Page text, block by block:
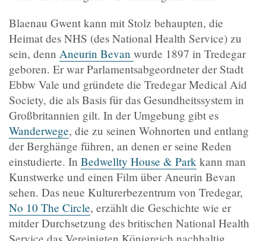
Blaenau Gwent kann mit Stolz behaupten, die
Heimat des NHS (des National Health Service) zu
sein, denn Aneurin Bevan wurde 1897 in Tredegar
geboren. Er war Parlamentsabgeordneter der Stadt
Ebbw Vale und gründete die Tredegar Medical Aid
Society, die als Basis für das Gesundheitssystem in
Großbritannien gilt. In der Umgebung gibt es
Wanderwege, die zu seinen Wohnorten und entlang
der Berghänge führen, an denen er seine Reden
einstudierte. In Bedwellty House & Park kann man
Kunstwerke und einen Film über Aneurin Bevan
sehen. Das neue Kulturerbezentrum von Tredegar,
No 10 The Circle, erzählt die Geschichte wie er
mitder Durchsetzung des britischen National Health
Service das Vereinigten Königreich nachhaltig